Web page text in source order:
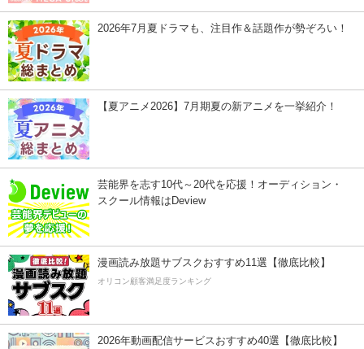
2026年7月夏ドラマも、注目作＆話題作が勢ぞろい！
【夏アニメ2026】7月期夏の新アニメを一挙紹介！
芸能界を志す10代～20代を応援！オーディション・
スクール情報はDeview
漫画読み放題サブスクおすすめ11選【徹底比較】
オリコン顧客満足度ランキング
2026年動画配信サービスおすすめ40選【徹底比較】